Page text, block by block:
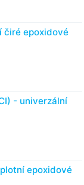
čiré epoxidové
- univerzální
epoxidové